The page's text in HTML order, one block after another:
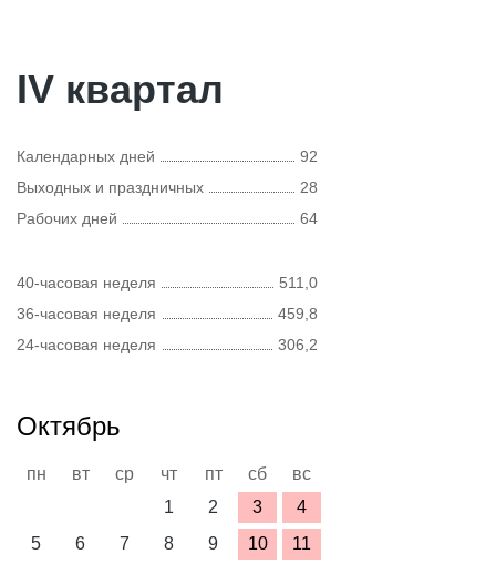
IV квартал
Календарных дней
92
Выходных и праздничных
28
Рабочих дней
64
40-часовая неделя
511,0
36-часовая неделя
459,8
24-часовая неделя
306,2
Октябрь
пн вт ср чт пт сб
вс
1
2 3
4
5
6 7 8 9 10
11